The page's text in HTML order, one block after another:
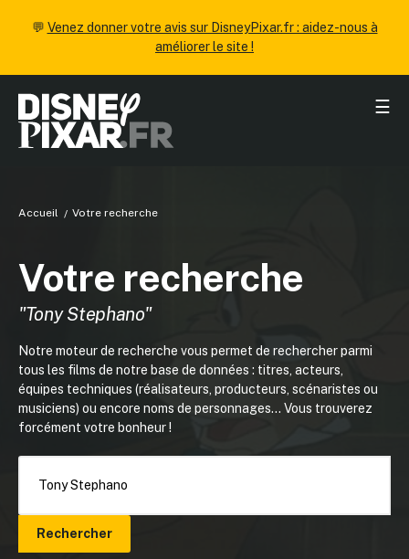
💬 Venez donner votre avis sur DisneyPixar.fr : aidez-nous à
améliorer le site !
☰
Accueil Votre recherche
Votre recherche
"Tony Stephano"
Notre moteur de recherche vous permet de rechercher parmi
tous les films de notre base de données : titres, acteurs,
équipes techniques (réalisateurs, producteurs, scénaristes ou
musiciens) ou encore noms de personnages... Vous trouverez
forcément votre bonheur !
Rechercher